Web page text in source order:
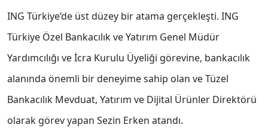
ING Türkiye’de üst düzey bir atama gerçekleşti. ING
Türkiye Özel Bankacılık ve Yatırım Genel Müdür
Yardımcılığı ve İcra Kurulu Üyeliği görevine, bankacılık
alanında önemli bir deneyime sahip olan ve Tüzel
Bankacılık Mevduat, Yatırım ve Dijital Ürünler Direktörü
olarak görev yapan Sezin Erken atandı.